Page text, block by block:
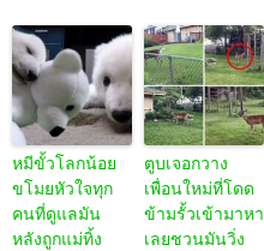
หมีขั้วโลกน้อย
ขโมยหัวใจทุก
คนที่ดูแลมัน
หลังถูกแม่ทิ้ง
ตูบเจอกวาง
เพื่อนใหม่ที่โดด
ข้ามรั้วเข้ามาหา
เลยชวนมันวิ่ง